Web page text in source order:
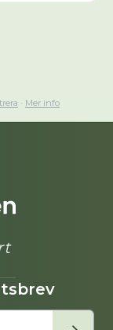
· Mer info